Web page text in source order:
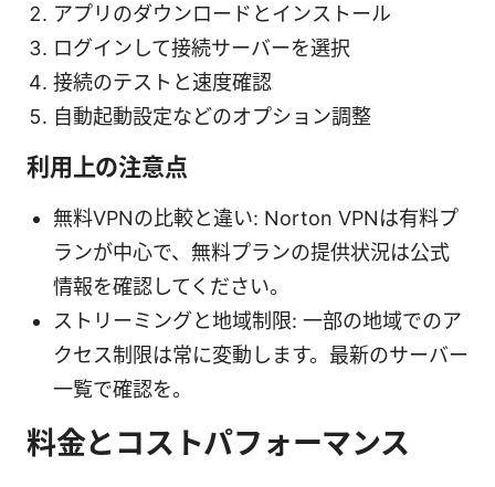
アプリのダウンロードとインストール
ログインして接続サーバーを選択
接続のテストと速度確認
自動起動設定などのオプション調整
利用上の注意点
無料VPNの比較と違い: Norton VPNは有料プ
ランが中心で、無料プランの提供状況は公式
情報を確認してください。
ストリーミングと地域制限: 一部の地域でのア
クセス制限は常に変動します。最新のサーバー
一覧で確認を。
料金とコストパフォーマンス